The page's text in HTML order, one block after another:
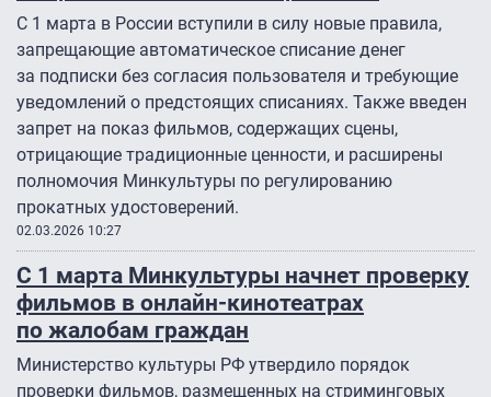
С 1 марта в России вступили в силу новые правила,
запрещающие автоматическое списание денег
за подписки без согласия пользователя и требующие
уведомлений о предстоящих списаниях. Также введен
запрет на показ фильмов, содержащих сцены,
отрицающие традиционные ценности, и расширены
полномочия Минкультуры по регулированию
прокатных удостоверений.
02.03.2026 10:27
С 1 марта Минкультуры начнет проверку
фильмов в онлайн-кинотеатрах
по жалобам граждан
Министерство культуры РФ утвердило порядок
проверки фильмов, размещенных на стриминговых